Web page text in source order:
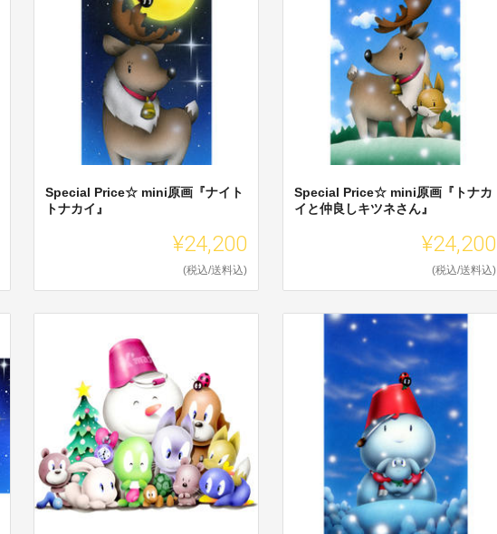
Special Price☆ mini原画『ナイト
トナカイ』
¥24,200
(税込/送料込)
Special Price☆ mini原画『トナカ
イと仲良しキツネさん』
¥24,200
(税込/送料込)